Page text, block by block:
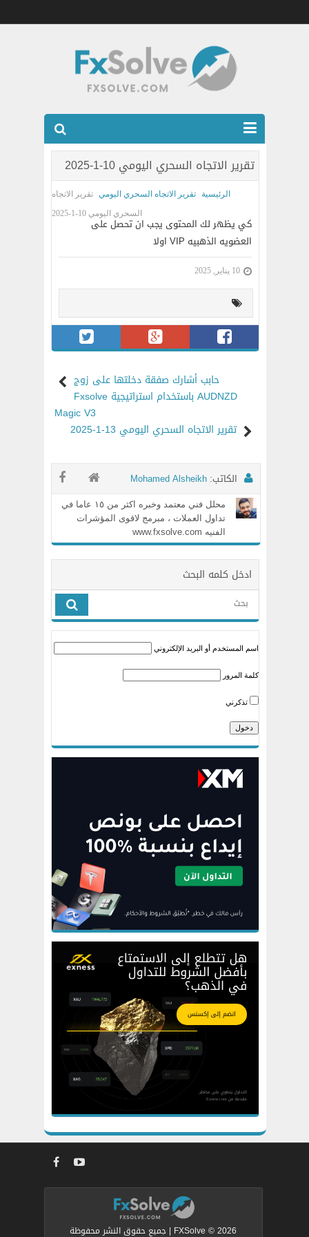
شركات الفوركس المرخصه
العضويه الذهبيه VIP
اتصل بنا
تقرير الاتجاه السحري اليومي 10-1-2025
الرئيسية تقرير الاتجاه السحري اليومي تقرير الاتجاه
السحري اليومي 10-1-2025
كي يظهر لك المحتوى يجب ان تحصل على
العضويه الذهبيه VIP اولا
10 يناير, 2025
حابب أشارك صفقة دخلتها على زوج
AUDNZD باستخدام استراتيجية Fxsolve
Magic V3
تقرير الاتجاه السحري اليومي 13-1-2025
الكاتب: Mohamed Alsheikh
محلل فني معتمد وخبره اكثر من ١٥ عاما في
تداول العملات ، مبرمج لاقوى المؤشرات
الفنيه www.fxsolve.com
ادخل كلمه البحث
اسم المستخدم أو البريد الإلكتروني
كلمة المرور
تذكرني
FXSolve © 2026 | جميع حقوق النشر محفوظة